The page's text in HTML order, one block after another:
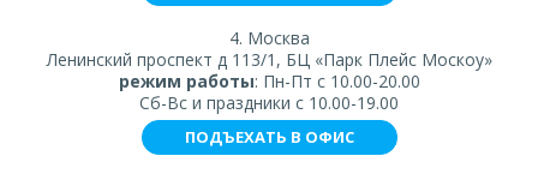
4. Москва
Ленинский проспект д 113/1, БЦ «Парк Плейс Москоу»
режим работы: Пн-Пт с 10.00-20.00
Сб-Вс и праздники с 10.00-19.00
ПОДЪЕХАТЬ В ОФИС